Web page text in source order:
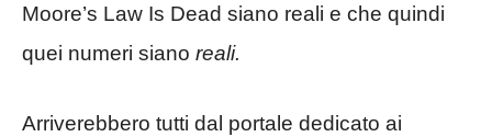
Moore’s Law Is Dead siano reali e che quindi
quei numeri siano reali.
Arriverebbero tutti dal portale dedicato ai